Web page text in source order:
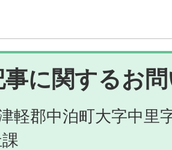
事に関するお
軽郡中泊町大字中里